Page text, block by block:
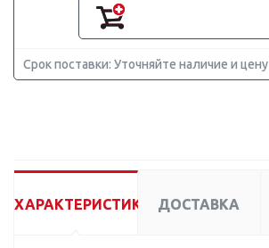
Срок поставки: Уточняйте наличие и цену
ХАРАКТЕРИСТИКИ ДОСТАВКА